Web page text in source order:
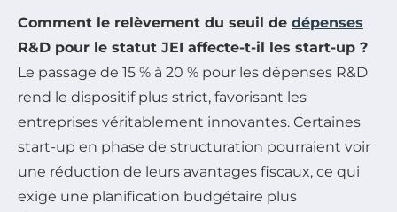
Comment le relèvement du seuil de dépenses
R&D pour le statut JEI affecte-t-il les start-up ?
Le passage de 15 % à 20 % pour les dépenses R&D
rend le dispositif plus strict, favorisant les
entreprises véritablement innovantes. Certaines
start-up en phase de structuration pourraient voir
une réduction de leurs avantages fiscaux, ce qui
exige une planification budgétaire plus